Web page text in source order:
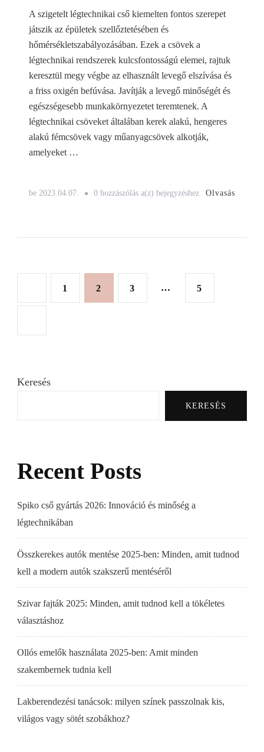
A szigetelt légtechnikai cső kiemelten fontos szerepet
játszik az épületek szellőztetésében és
hőmérsékletszabályozásában. Ezek a csövek a
légtechnikai rendszerek kulcsfontosságú elemei, rajtuk
keresztül megy végbe az elhasznált levegő elszívása és
a friss oxigén befúvása. Javítják a levegő minőségét és
egészségesebb munkakörnyezetet teremtenek. A
légtechnikai csöveket általában kerek alakú, hengeres
alakú fémcsövek vagy műanyagcsövek alkotják,
amelyeket …
be 2023.04.07. 0 hozzászólás a(z) Szigetelt
bejegyzéshez Olvasás
Bejegyzések
Oldal
1 Oldal
2 Oldal
3 … Oldal
5
Keresés
KERESÉS
Recent Posts
Spiko cső gyártás 2026: Innováció és minőség a
légtechnikában
Összkerekes autók mentése 2025-ben: Minden, amit tudnod
kell a modern autók szakszerű mentéséről
Szivar fajták 2025: Minden, amit tudnod kell a tökéletes
választáshoz
Ollós emelők használata 2025-ben: Amit minden
szakembernek tudnia kell
Lakberendezési tanácsok: milyen színek passzolnak kis,
világos vagy sötét szobákhoz?